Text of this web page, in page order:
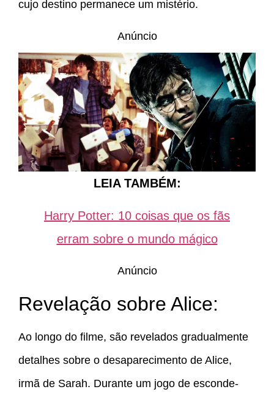
cujo destino permanece um mistério.
Anúncio
LEIA TAMBÉM:
Harry Potter: 10 coisas que os fãs
erram sobre o mundo mágico
Anúncio
Revelação sobre Alice:
Ao longo do filme, são revelados gradualmente
detalhes sobre o desaparecimento de Alice,
irmã de Sarah. Durante um jogo de esconde-